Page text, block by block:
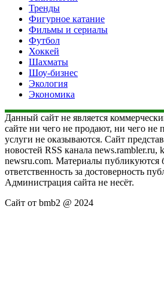
Тренды
Фигурное катание
Фильмы и сериалы
Футбол
Хоккей
Шахматы
Шоу-бизнес
Экология
Экономика
Данный сайт не является
сайте ни чего не продают, ни чего не
услуги не оказываются. Сайт
новостей RSS канала news.rambler.ru,
newsru.com. Материалы публикуются
ответственность за достоверность
Администрация сайта не несёт.
Сайт от bmb2 @ 2024